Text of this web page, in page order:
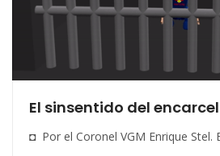
El sinsentido del
◘ Por el Coronel VGM Enrique Stel.